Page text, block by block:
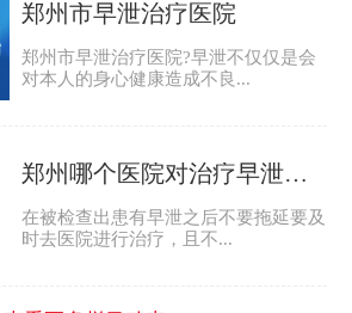
郑州市早泄治疗医院
郑州市早泄治疗医院?早泄不仅仅是会
对本人的身心健康造成不良...
郑州哪个医院对治疗早泄比较好
在被检查出患有早泄之后不要拖延要及
时去医院进行治疗，且不...